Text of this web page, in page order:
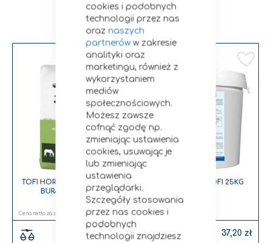
cookies i podobnych
technologii przez nas
oraz naszych
partneróww zakresie
analityki oraz
marketingu, również z
wykorzystaniem
mediów
społecznościowych.
Możesz zawsze
cofnąć zgodę np.
zmieniając ustawienia
cookies, usuwając je
lub zmieniając
ustawienia
przeglądarki.
Szczegóły stosowania
przez nas cookies i
podobnych
technologii znajdziesz
Zobacz podobne
TOFI HORSES NIEMEL. WYSŁ.
BURACZANE 20KG
37,80 zł
Dodaj do listy życzeń
MELASA DRINK TOFI 25KG
37,20 zł